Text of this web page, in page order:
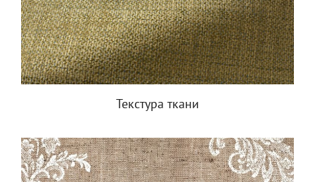
Текстура ткани